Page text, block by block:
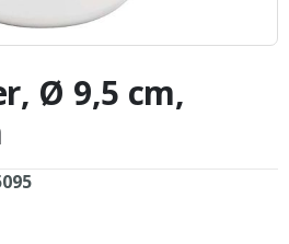
Ø 9,5 cm,